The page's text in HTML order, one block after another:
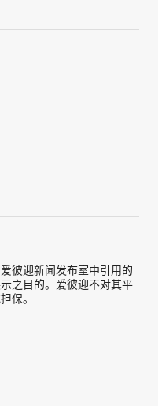
彼迎新闻发布室中引用的
之目的。爱彼迎不对其平
保。